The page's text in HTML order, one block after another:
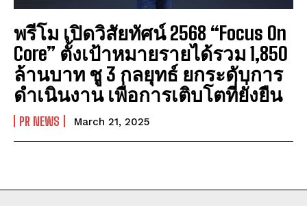
พรีโม เปิดวิสัยทัศน์ 2568 “Focus On
Core” ตั้งเป้าหมายรายได้รวม 1,850
ล้านบาท ชู 3 กลยุทธ์ ยกระดับการ
ดำเนินงาน เพื่อการเติบโตที่ยั่งยืน
PR NEWS March 21, 2025